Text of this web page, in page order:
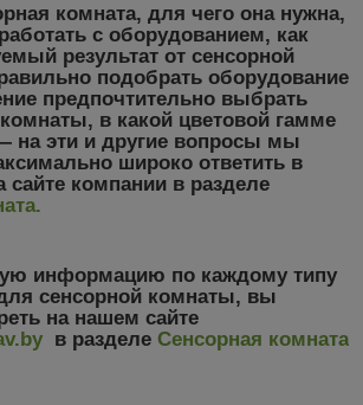
комната, для чего она нужна,
с оборудованием, как
результат от сенсорной
подобрать оборудование
предпочтительно выбрать
в какой цветовой гамме
на эти и другие вопросы мы
широко ответить в
сайте компании в разделе
.
информацию по каждому типу
сенсорной комнаты, вы
на нашем сайте
в разделе Сенсорная комната